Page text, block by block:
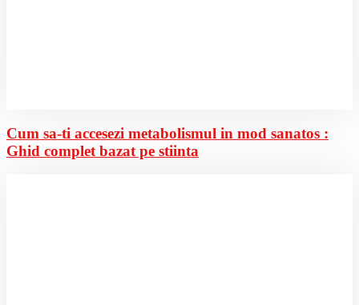
Cum sa-ti accesezi metabolismul in mod sanatos :
Ghid complet bazat pe stiinta